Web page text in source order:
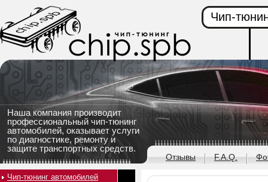
Наша компания производит
профессиональный чип-тюнинг
автомобилей, оказывает услуги
по диагностике, ремонту и
защите транспортных средств.
Чип-
Отзывы F.A.Q.
Чип-тюнинг автомобилей